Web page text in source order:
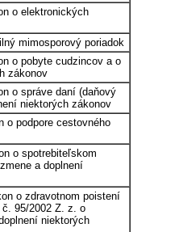
o elektronických
mimosporový poriadok
o pobyte cudzincov a o
zákonov
o správe daní (daňový
niektorých zákonov
o podpore cestovného
o spotrebiteľskom
a doplnení
o zdravotnom poistení
95/2002 Z. z. o
niektorých